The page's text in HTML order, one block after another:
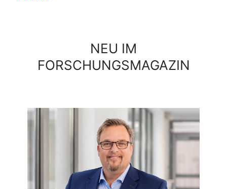
NEU IM
FORSCHUNGSMAGAZIN